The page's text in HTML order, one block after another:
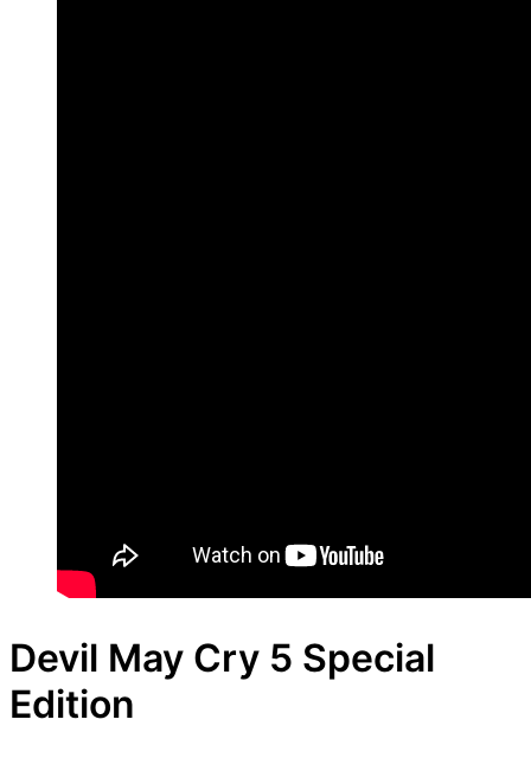
Devil May Cry 5 Special
Edition